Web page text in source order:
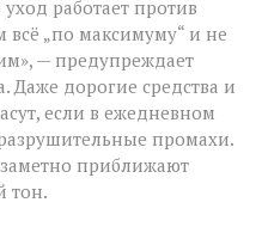
думаете,
что
ухаживаете,
а
на
деле
ускоряете
старение»:
косметолог
работает против
„по максимуму“ и не
— предупреждает
Даже дорогие средства и
если в ежедневном
промахи.
приближают
тон.